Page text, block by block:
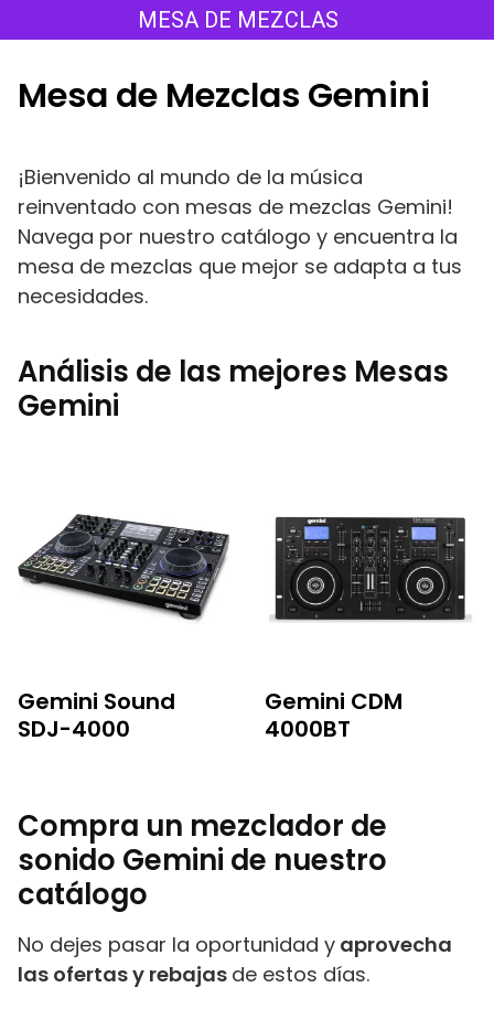
al
MESA DE MEZCLAS
Mesa de Mezclas Gemini
¡Bienvenido al mundo de la música
reinventado con mesas de mezclas Gemini!
Navega por nuestro catálogo y encuentra la
mesa de mezclas que mejor se adapta a tus
necesidades.
Análisis de las mejores Mesas
Gemini
Gemini Sound
SDJ-4000
Gemini CDM
4000BT
Compra un mezclador de
sonido Gemini de nuestro
catálogo
No dejes pasar la oportunidad y aprovecha
las ofertas y rebajas de estos días.